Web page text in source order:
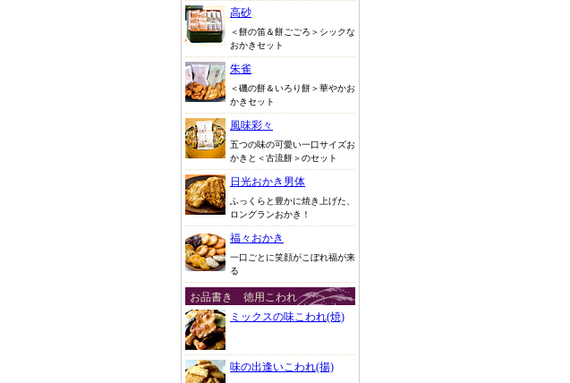
高砂
＜餅の笛＆餅ごごろ＞シックな
おかきセット
朱雀
＜磯の餅＆いろり餅＞華やかお
かきセット
風味彩々
五つの味の可愛い一口サイズお
かきと＜古流餅＞のセット
日光おかき男体
ふっくらと豊かに焼き上げた、
ロングランおかき！
福々おかき
一口ごとに笑顔がこぼれ福が来
る
お品書き 徳用こわれ
ミックスの味こわれ(焼)
味の出逢いこわれ(揚)